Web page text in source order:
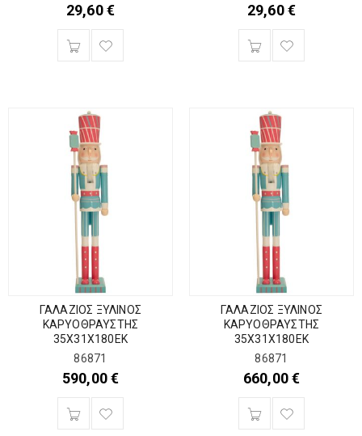
29,60€ 29,60€
ΓΑΛΑΖΙΟΣ ΞΥΛΙΝΟΣ
ΚΑΡΥΟΘΡΑΥΣΤΗΣ
35Χ31Χ180ΕΚ
86871
590,00€
ΓΑΛΑΖΙΟΣ ΞΥΛΙΝΟΣ
ΚΑΡΥΟΘΡΑΥΣΤΗΣ
35Χ31Χ180ΕΚ
86871
660,00€